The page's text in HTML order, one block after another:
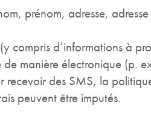
prénom, adresse,
compris d’informations à
de manière électronique
des SMS, la
peuvent être imputés.